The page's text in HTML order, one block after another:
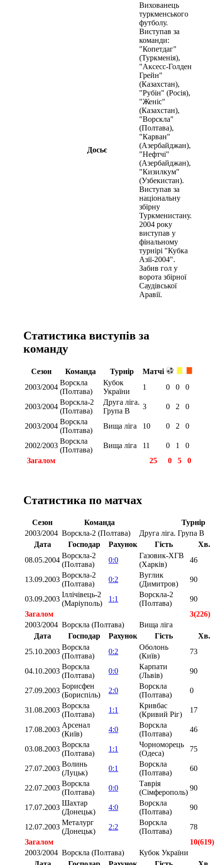
Досьє
Вихованець
туркменського
футболу.
Виступав за
команди:
"Копетдаг"
(Туркменія),
"Аксесс-Голден
Грейн"
(Казахстан),
"Рубін" (Росія),
"Женіс"
(Казахстан),
"Ворскла"
(Полтава),
"Карван"
(Азербайджан),
"Нефтчі"
(Азербайджан),
"Кизилкум"
(Узбекистан).
Виступав за
національну
збірну
Туркменистану.
2004 року
виступав у
фінальному
турнірі "Кубка
Азії-2004".
Забив гол у
ворота збірної
Саудівської
Аравії.
Статистика виступів за
команду
Сезон Команда Турнір
Матчі
2003/2004
Ворскла
(Полтава)
Кубок
України
1 0 0 0
2003/2004
Ворскла-2
(Полтава)
Друга ліга.
Група В
3 0 2 0
2003/2004
Ворскла
(Полтава)
Вища ліга 10 0 2 0
2002/2003
Ворскла
(Полтава)
Вища ліга 11 0 1
0
Загалом
25 0 5 0
Статистика по матчах
Сезон Команда
Турнір
2003/2004 Ворскла-2 (Полтава)
Друга ліга. Група В
Дата
Господар Рахунок Гість
Хв.
08.05.2004
Ворскла-2
(Полтава)
0:0
Газовик-ХГВ
(Харків)
46
13.09.2003
Ворскла-2
(Полтава)
0:2
Вуглик
(Димитров)
90
03.09.2003
Іллічівець-2
(Маріуполь)
1:1
Ворскла-2
(Полтава)
90
Загалом
3(226)
2003/2004 Ворскла (Полтава)
Вища ліга
Дата
Господар Рахунок Гість
Хв.
25.10.2003
Ворскла
(Полтава)
0:2
Оболонь
(Київ)
73
04.10.2003
Ворскла
(Полтава)
0:0
Карпати
(Львів)
90
27.09.2003
Борисфен
(Бориспіль)
2:0
Ворскла
(Полтава)
0
31.08.2003
Ворскла
(Полтава)
1:1
Кривбас
(Кривий Ріг)
17
17.08.2003
Арсенал
(Київ)
4:0
Ворскла
(Полтава)
46
03.08.2003
Ворскла
(Полтава)
1:1
Чорноморець
(Одеса)
75
27.07.2003
Волинь
(Луцьк)
0:1
Ворскла
(Полтава)
60
22.07.2003
Ворскла
(Полтава)
0:0
Таврія
(Сімферополь)
90
17.07.2003
Шахтар
(Донецьк)
4:0
Ворскла
(Полтава)
90
12.07.2003
Металург
(Донецьк)
2:2
Ворскла
(Полтава)
78
Загалом
10(619)
2003/2004 Ворскла (Полтава)
Кубок України